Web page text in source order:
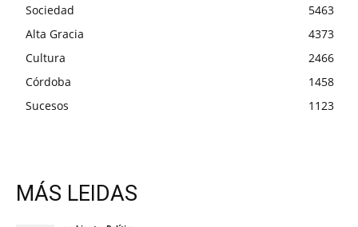
Sociedad
5463
Alta Gracia
4373
Cultura
2466
Córdoba
1458
Sucesos
1123
MÁS LEIDAS